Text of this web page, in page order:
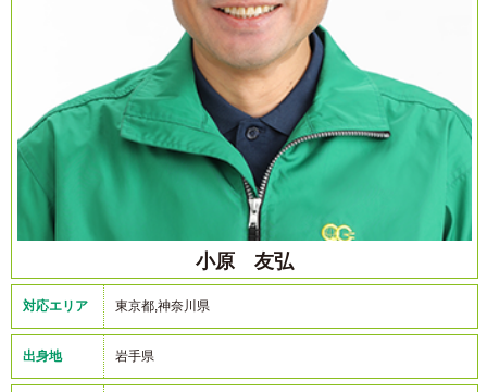
小原 友弘
対応エリア 東京都,神奈川県
出身地 岩手県